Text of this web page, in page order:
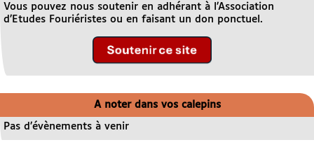
Vous pouvez nous soutenir en adhérant à l’Association
d’Etudes Fouriéristes ou en faisant un don ponctuel.
A noter dans vos calepins
Pas d’évènements à venir